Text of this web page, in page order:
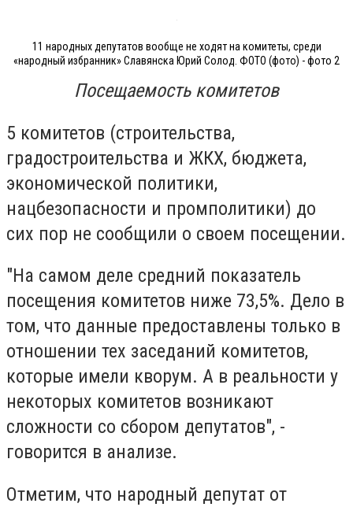
11 народных депутатов вообще не ходят на комитеты, среди
«народный избранник» Славянска Юрий Солод. ФОТО (фото) - фото 2
Посещаемость комитетов
5 комитетов (строительства,
градостроительства и ЖКХ, бюджета,
экономической политики,
нацбезопасности и промполитики) до
сих пор не сообщили о своем посещении.
"На самом деле средний показатель
посещения комитетов ниже 73,5%. Дело в
том, что данные предоставлены только в
отношении тех заседаний комитетов,
которые имели кворум. А в реальности у
некоторых комитетов возникают
сложности со сбором депутатов", -
говорится в анализе.
Отметим, что народный депутат от